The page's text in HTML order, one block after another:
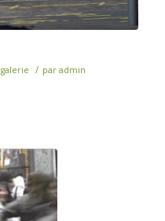
galerie / par admin